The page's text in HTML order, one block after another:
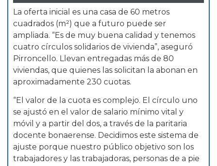
La oferta inicial es una casa de 60 metros
cuadrados (m²) que a futuro puede ser
ampliada. “Es de muy buena calidad y tenemos
cuatro círculos solidarios de vivienda”, aseguró
Pirroncello. Llevan entregadas más de 80
viviendas, que quienes las solicitan la abonan en
aproximadamente 230 cuotas.
“El valor de la cuota es complejo. El círculo uno
se ajustó en el valor de salario mínimo vital y
móvil y a partir del dos, a través de la paritaria
docente bonaerense. Decidimos este sistema de
ajuste porque nuestro público objetivo son los
trabajadores y las trabajadoras, personas de a pie